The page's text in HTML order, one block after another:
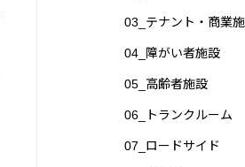
03_テナント・商業
04_障がい者施設
05_高齢者施設
06_トランクルーム
07_ロードサイド